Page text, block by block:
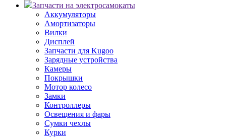
Запчасти на электросамокаты
Аккумуляторы
Амортизаторы
Вилки
Дисплей
Запчасти для Kugoo
Зарядные устройства
Камеры
Покрышки
Мотор колесо
Замки
Контроллеры
Освещения и фары
Сумки чехлы
Курки